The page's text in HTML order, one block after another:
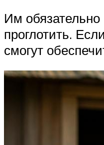
Им
проглотить.
смогут